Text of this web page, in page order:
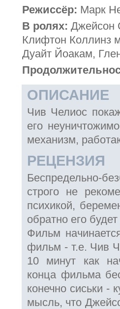
Режиссёр: Марк
В ролях: Джейсон
Клифтон Коллинз
Дуайт Йоакам,
ОПИСАНИЕ
Чив Челиос
его
механизм,
РЕЦЕНЗИЯ
Беспредельно-
строго не
психикой,
обратно его
Фильм
фильм - т.е. Чив
10 минут как
конца фильма
конечно сиськи -
мысль, что